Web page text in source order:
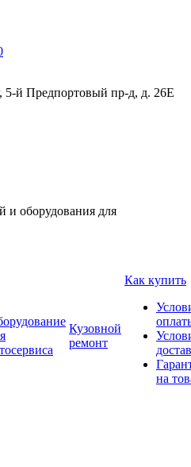
5-й Предпортовый пр-д, д. 26Е
и оборудования для
Кузовной
ремонт
Как купить
на